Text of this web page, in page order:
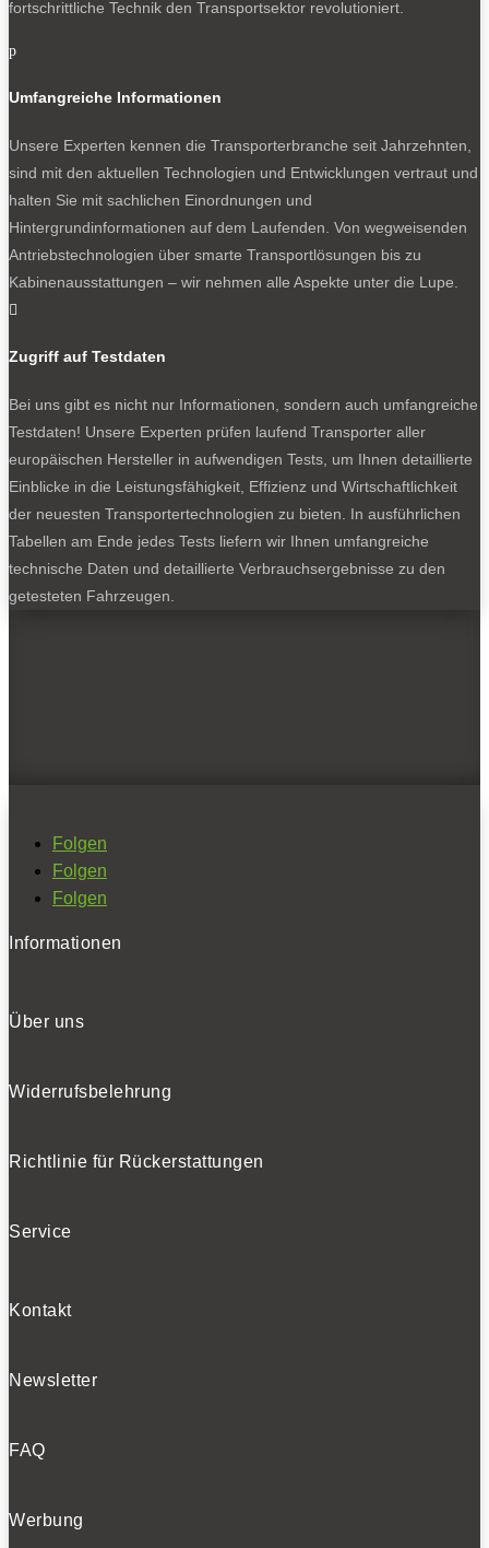
fortschrittliche Technik den Transportsektor revolutioniert.
p
Umfangreiche Informationen
Unsere Experten kennen die Transporterbranche seit Jahrzehnten,
sind mit den aktuellen Technologien und Entwicklungen vertraut und
halten Sie mit sachlichen Einordnungen und
Hintergrundinformationen auf dem Laufenden. Von wegweisenden
Antriebstechnologien über smarte Transportlösungen bis zu
Kabinenausstattungen – wir nehmen alle Aspekte unter die Lupe.

Zugriff auf Testdaten
Bei uns gibt es nicht nur Informationen, sondern auch umfangreiche
Testdaten! Unsere Experten prüfen laufend Transporter aller
europäischen Hersteller in aufwendigen Tests, um Ihnen detaillierte
Einblicke in die Leistungsfähigkeit, Effizienz und Wirtschaftlichkeit
der neuesten Transportertechnologien zu bieten. In ausführlichen
Tabellen am Ende jedes Tests liefern wir Ihnen umfangreiche
technische Daten und detaillierte Verbrauchsergebnisse zu den
getesteten Fahrzeugen.
Folgen
Folgen
Folgen
Informationen
Über uns
Widerrufsbelehrung
Richtlinie für Rückerstattungen
Service
Kontakt
Newsletter
FAQ
Werbung